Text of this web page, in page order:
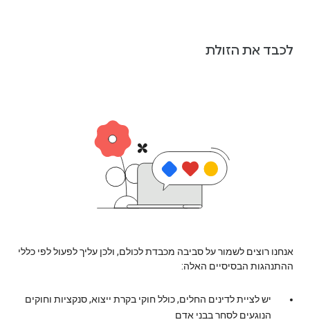
לכבד את הזולת
אנחנו רוצים לשמור על סביבה מכבדת לכולם, ולכן עליך לפעול לפי כללי
ההתנהגות הבסיסיים האלה:
יש לציית לדינים החלים, כולל חוקי בקרת ייצוא, סנקציות וחוקים
הנוגעים לסחר בבני אדם